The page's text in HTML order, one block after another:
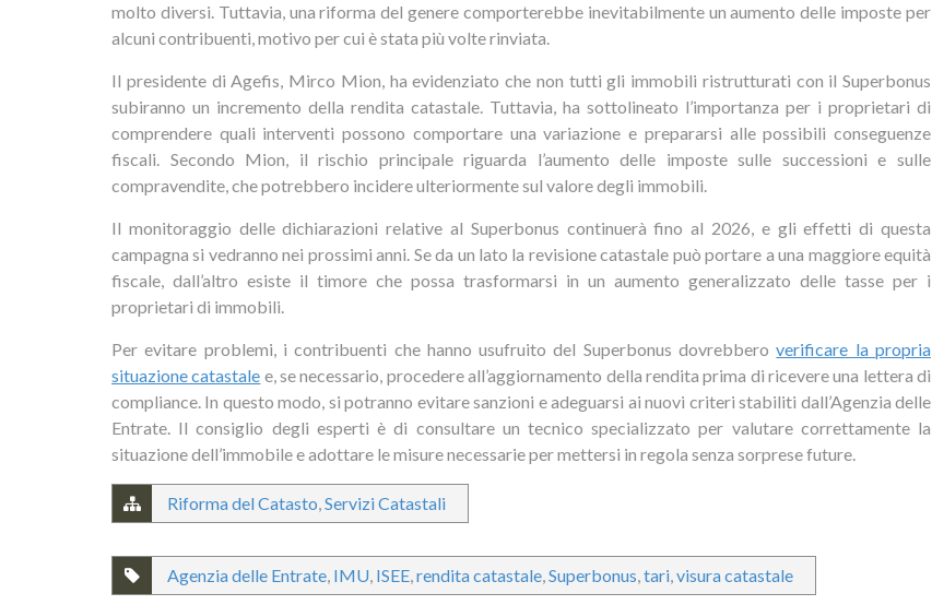
molto diversi. Tuttavia, una riforma del genere comporterebbe inevitabilmente un aumento delle imposte per
alcuni contribuenti, motivo per cui è stata più volte rinviata.
Il presidente di Agefis, Mirco Mion, ha evidenziato che non tutti gli immobili ristrutturati con il Superbonus
subiranno un incremento della rendita catastale. Tuttavia, ha sottolineato l’importanza per i proprietari di
comprendere quali interventi possono comportare una variazione e prepararsi alle possibili conseguenze
fiscali. Secondo Mion, il rischio principale riguarda l’aumento delle imposte sulle successioni e sulle
compravendite, che potrebbero incidere ulteriormente sul valore degli immobili.
Il monitoraggio delle dichiarazioni relative al Superbonus continuerà fino al 2026, e gli effetti di questa
campagna si vedranno nei prossimi anni. Se da un lato la revisione catastale può portare a una maggiore equità
fiscale, dall’altro esiste il timore che possa trasformarsi in un aumento generalizzato delle tasse per i
proprietari di immobili.
Per evitare problemi, i contribuenti che hanno usufruito del Superbonus dovrebberoverificare la propria
situazione catastale e, se necessario, procedere all’aggiornamento della rendita prima di ricevere una lettera di
compliance. In questo modo, si potranno evitare sanzioni e adeguarsi ai nuovi criteri stabiliti dall’Agenzia delle
Entrate. Il consiglio degli esperti è di consultare un tecnico specializzato per valutare correttamente la
situazione dell’immobile e adottare le misure necessarie per mettersi in regola senza sorprese future.
Riforma del Catasto,Servizi Catastali
Agenzia delle Entrate, IMU, ISEE,rendita catastale,Superbonus,tari,visura catastale